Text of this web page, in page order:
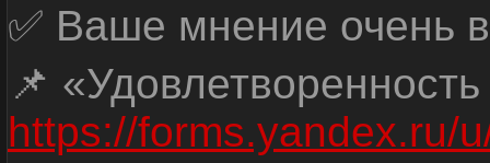
✅ Ваше мнение очень
📌
https://forms.yandex.ru/